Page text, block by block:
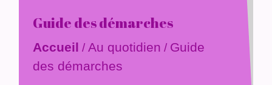
Guide des démarches
Accueil / Au quotidien / Guide
des démarches